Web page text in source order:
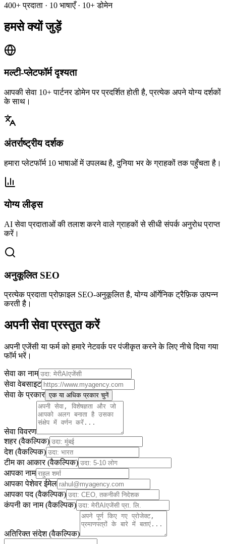
400+ प्रदाता · 10 भाषाएँ · 10+ डोमेन
हमसे क्यों जुड़ें
मल्टी-प्लेटफॉर्म दृश्यता
आपकी सेवा 10+ पार्टनर डोमेन पर प्रदर्शित होती है, प्रत्येक अपने योग्य दर्शकों
के साथ।
अंतर्राष्ट्रीय दर्शक
हमारा प्लेटफॉर्म 10 भाषाओं में उपलब्ध है, दुनिया भर के ग्राहकों तक पहुँचता है।
योग्य लीड्स
AI सेवा प्रदाताओं की तलाश करने वाले ग्राहकों से सीधी संपर्क अनुरोध प्राप्त
करें।
अनुकूलित SEO
प्रत्येक प्रदाता प्रोफ़ाइल SEO-अनुकूलित है, योग्य ऑर्गेनिक ट्रैफ़िक उत्पन्न
करती है।
अपनी सेवा प्रस्तुत करें
अपनी एजेंसी या फर्म को हमारे नेटवर्क पर पंजीकृत करने के लिए नीचे दिया गया
फॉर्म भरें।
सेवा का नाम
सेवा वेबसाइट
सेवा के प्रकार एक या अधिक प्रकार चुनें
सेवा विवरण
शहर (वैकल्पिक)
देश (वैकल्पिक)
टीम का आकार (वैकल्पिक)
आपका नाम
आपका पेशेवर ईमेल
आपका पद (वैकल्पिक)
कंपनी का नाम (वैकल्पिक)
अतिरिक्त संदेश (वैकल्पिक)